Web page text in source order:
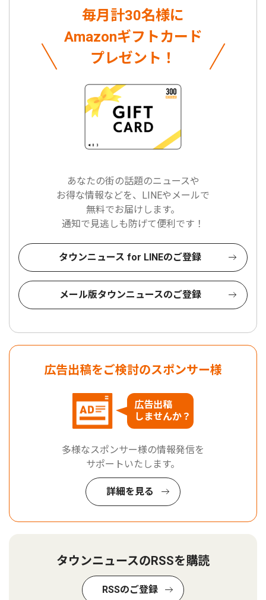
毎月計30名様に
Amazonギフトカード
プレゼント！
あなたの街の話題のニュースや
お得な情報などを、LINEやメールで
無料でお届けします。
通知で見逃しも防げて便利です！
タウンニュース for LINEのご登録
メール版タウンニュースのご登録
広告出稿をご検討のスポンサー様
広告出稿
しませんか？
多様なスポンサー様の情報発信を
サポートいたします。
詳細を見る
タウンニュースのRSSを購読
RSSのご登録